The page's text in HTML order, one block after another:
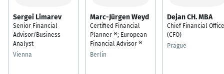
Sergei Limarev
Senior Financial
Advisor/Business
Analyst
Vienna
Marc-Jürgen Weyd
Certified Financial
Planner ®; European
Financial Advisor ®
Berlin
Dejan CH. MBA
Chief Financial
(CFO)
Prague